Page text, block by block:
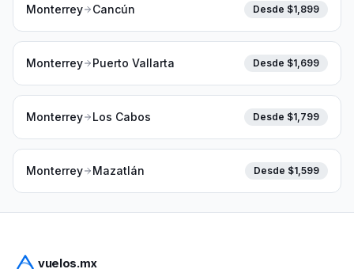
Monterrey Cancún Desde $1,899
Monterrey Puerto Vallarta Desde $1,699
Monterrey Los Cabos Desde $1,799
Monterrey Mazatlán Desde $1,599
vuelos.mx